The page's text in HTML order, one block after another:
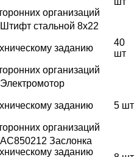
организаций
Штифт стальной 8х22
заданию
организаций
40
шт
Электромотор
заданию
организаций
5 шт
АС850212 Заслонка
заданию